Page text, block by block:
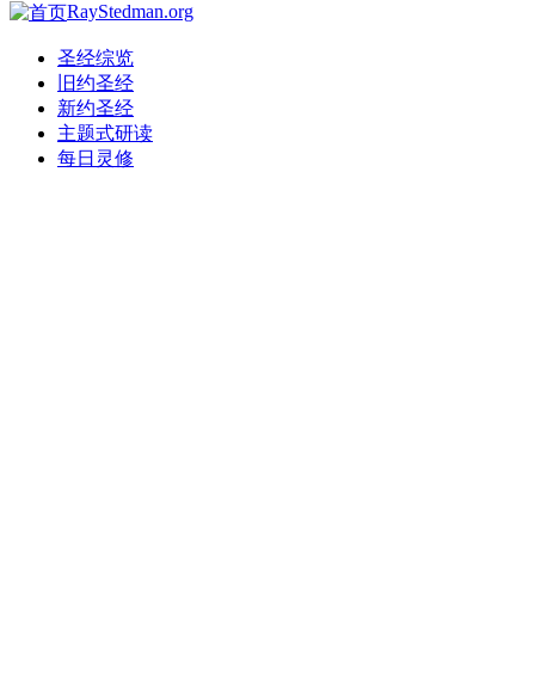
RayStedman.org
圣经综览
旧约圣经
新约圣经
主题式研读
每日灵修